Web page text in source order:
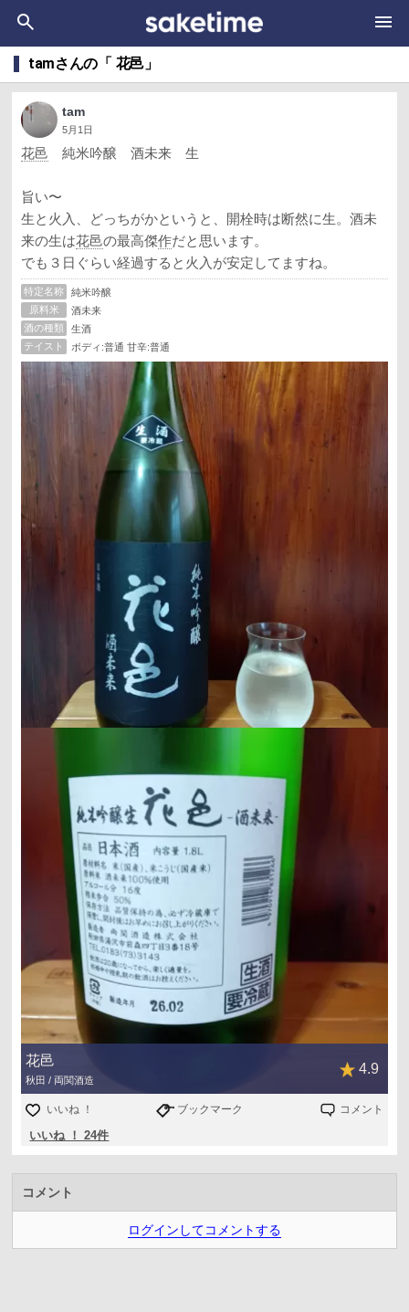
tamさんの「 花邑」
tam
5月1日
花邑 純米吟醸 酒未来 生
旨い〜
生と火入、どっちがかというと、開栓時は断然に生。酒未
来の生は花邑の最高傑作だと思います。
でも３日ぐらい経過すると火入が安定してますね。
特定名称
純米吟醸
原料米
酒未来
酒の種類
生酒
テイスト
ボディ:普通 甘辛:普通
花邑
秋田 / 両関酒造
4.9
いいね ！ ブックマーク コメント
いいね ！ 24件
コメント
ログインしてコメントする